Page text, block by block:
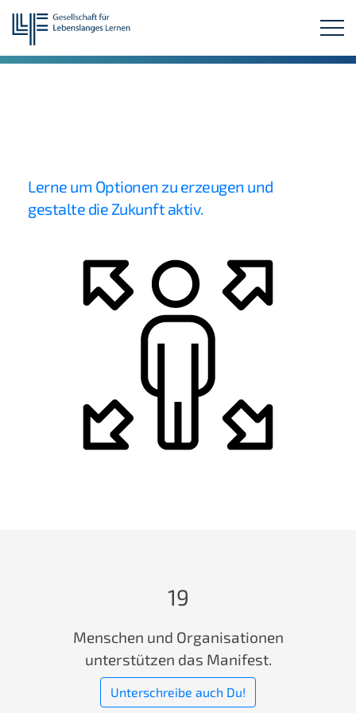
Lerne um Optionen zu erzeugen und
gestalte die Zukunft aktiv.
19
Menschen und Organisationen
unterstützen das Manifest.
Unterschreibe auch Du!